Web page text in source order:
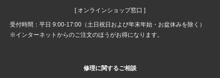
[ オンラインショップ窓口 ]
受付時間：平日 9:00-17:00（土日祝日および年末年始・お盆休みを除く）
※インターネットからのご注文のほうがお得になります。
修理に関するご相談